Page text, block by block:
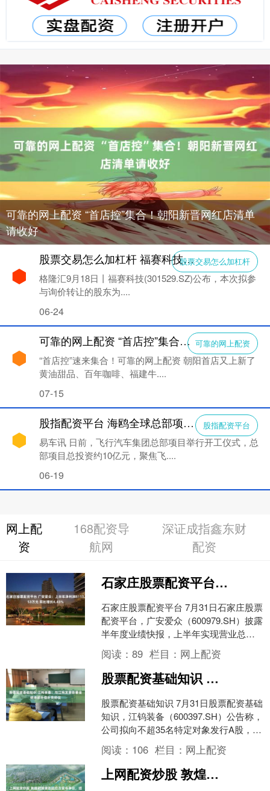
可靠的网上配资 “首店控”集合！朝阳新晋网红店清单
请收好
股票交易怎么加杠杆 福赛科技(301529.SZ)：陆体超拟询价转让2.0038%股份
股票交易怎么加杠杆
格隆汇9月18日丨福赛科技(301529.SZ)公布，本次拟参
与询价转让的股东为....
06-24
可靠的网上配资 “首店控”集合！朝阳新晋网红店清单请收好 可靠的网上配资
“首店控”速来集合！可靠的网上配资 朝阳首店又上新了
黄油甜品、百年咖啡、福建牛....
07-15
股指配资平台 海鸥全球总部项目开工 预计年产飞行器3000台 股指配资平台
易车讯 日前，飞行汽车集团总部项目举行开工仪式，总
部项目总投资约10亿元，聚焦飞....
06-19
网上配
资
168配资导
航网
深证成指鑫东财
配资
石家庄股票配资平台 广安爱众：上半年净利润8113.53万元 同比增长4.43%
石家庄股票配资平台 7月31日石家庄股票
配资平台，广安爱众（600979.SH）披露
半年度业绩快报，上半年实现营业总收
入14.42亿元，同比增长0.2%；归属于....
阅读：89 栏目： 网上配资
股票配资基础知识 江钨装备：与江钨发展签署业绩承诺补偿补充协议
股票配资基础知识 7月31日股票配资基础
知识，江钨装备（600397.SH）公告称，
公司拟向不超35名特定对象发行A股，募
集资金用于收购控股股东江钨控股子公
司江....
阅读： 106 栏目： 网上配资
上网配资炒股 敦煌融媒接连回应古爱华争议，结果网友一翻时间线，发现更大问题